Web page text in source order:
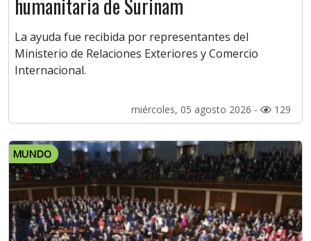
humanitaria de Surinam
La ayuda fue recibida por representantes del
Ministerio de Relaciones Exteriores y Comercio
Internacional.
miércoles, 05 agosto 2026 - 129
MUNDO